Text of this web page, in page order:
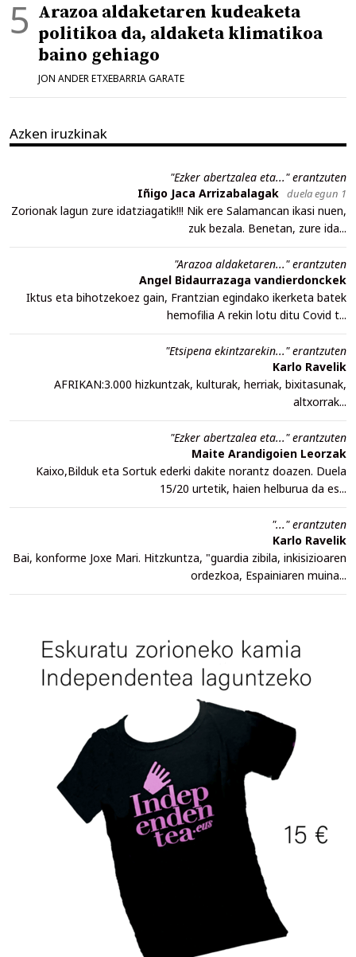
Arazoa aldaketaren kudeaketa
politikoa da, aldaketa klimatikoa
baino gehiago
JON ANDER ETXEBARRIA GARATE
Azken iruzkinak
"Ezker abertzalea eta..." erantzuten
Iñigo Jaca Arrizabalagak duela egun 1
Zorionak lagun zure idatziagatik!!! Nik ere Salamancan ikasi nuen,
zuk bezala. Benetan, zure ida...
"Arazoa aldaketaren..." erantzuten
Angel Bidaurrazaga vandierdonckek
Iktus eta bihotzekoez gain, Frantzian egindako ikerketa batek
hemofilia A rekin lotu ditu Covid t...
"Etsipena ekintzarekin..." erantzuten
Karlo Ravelik
AFRIKAN:3.000 hizkuntzak, kulturak, herriak, bixitasunak,
altxorrak...
"Ezker abertzalea eta..." erantzuten
Maite Arandigoien Leorzak
Kaixo,Bilduk eta Sortuk ederki dakite norantz doazen. Duela
15/20 urtetik, haien helburua da es...
"..." erantzuten
Karlo Ravelik
Bai, konforme Joxe Mari. Hitzkuntza, "guardia zibila, inkisizioaren
ordezkoa, Espainiaren muina...